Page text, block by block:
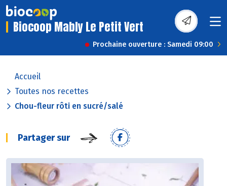
Biocoop Mably Le Petit Vert
Prochaine ouverture : Samedi 09:00
Accueil
Toutes nos recettes
Chou-fleur rôti en sucré/salé
Partager sur